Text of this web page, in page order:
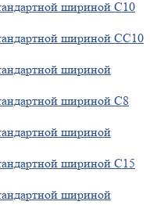
шириной С10
шириной СС10
шириной
шириной С8
шириной
шириной С15
шириной